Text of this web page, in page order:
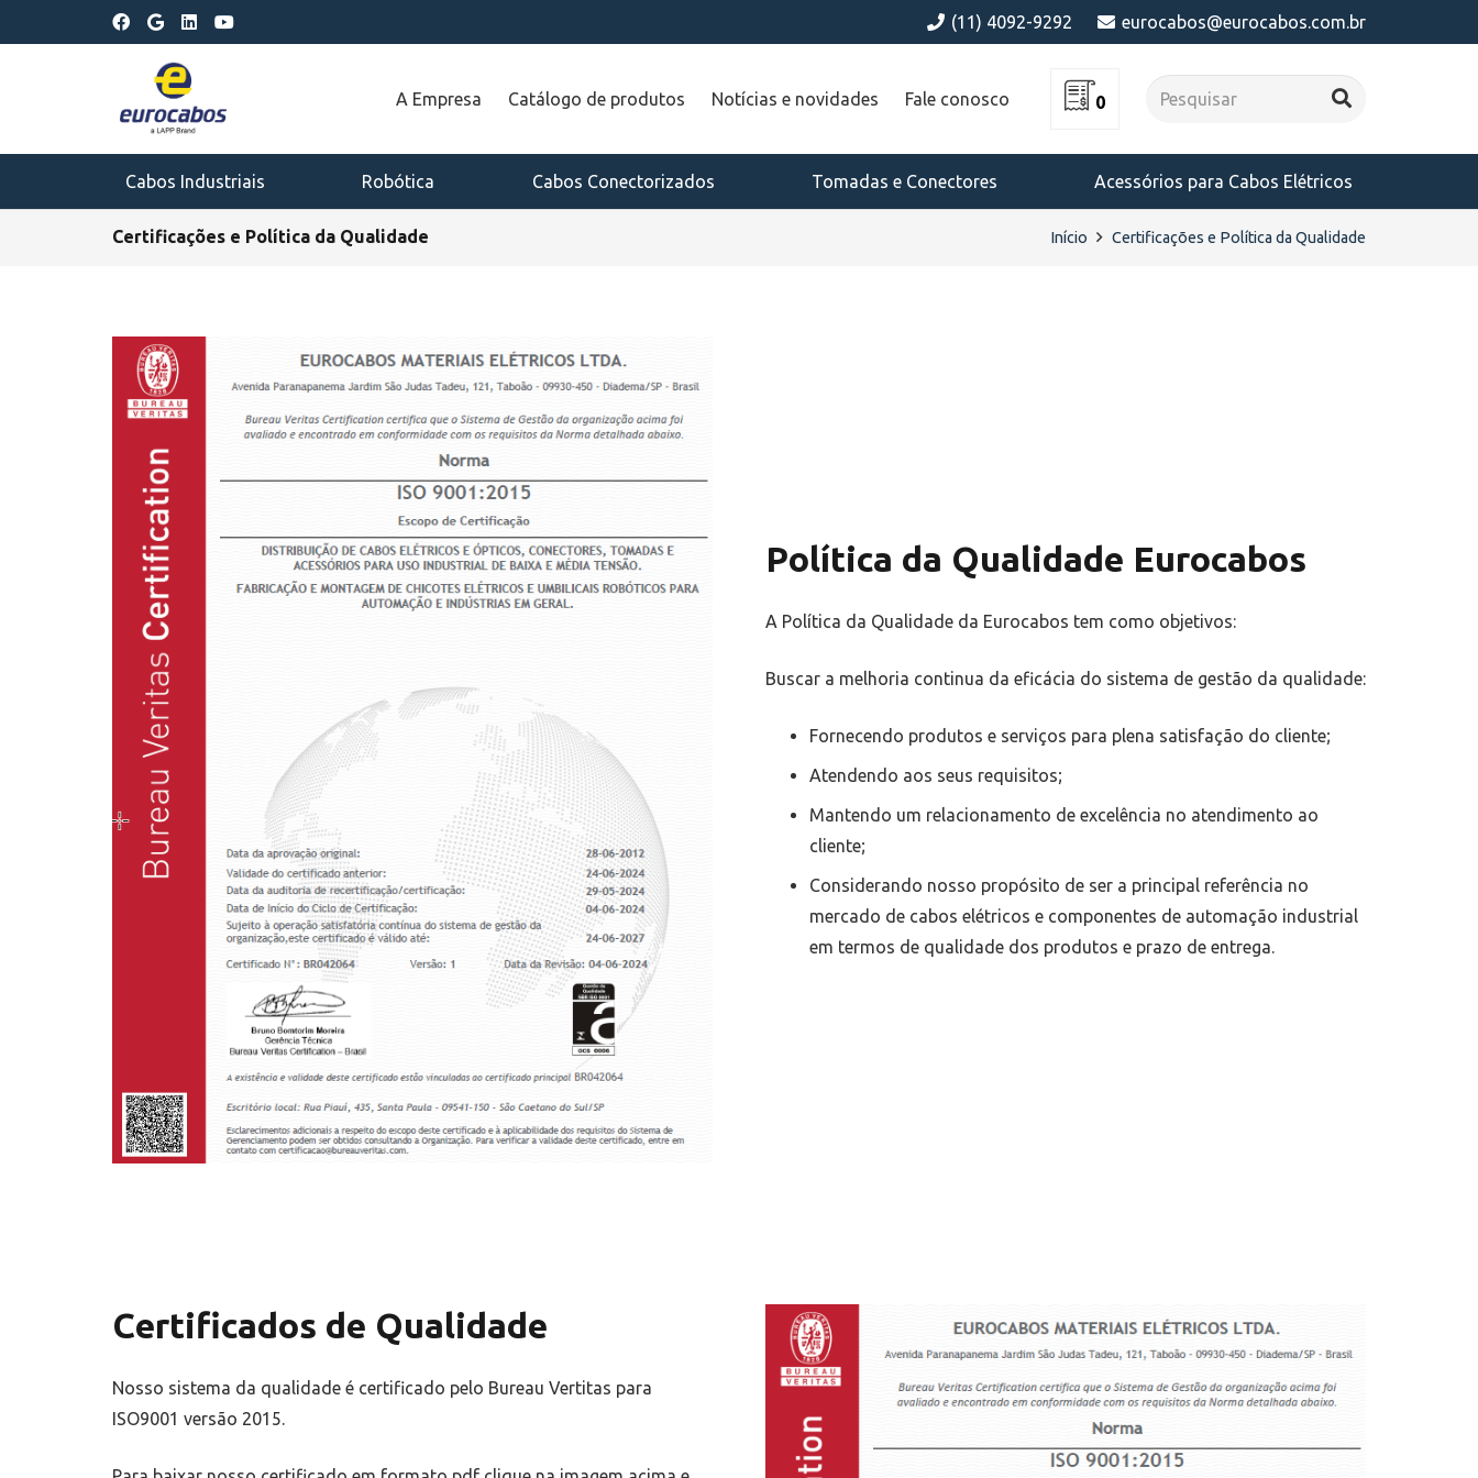
(11) 4092-9292 eurocabos@eurocabos.com.br
A Empresa Catálogo de produtos Notícias e novidades Fale conosco 0
Cabos Industriais Robótica Cabos Conectorizados Tomadas e Conectores Acessórios para Cabos Elétricos
Certificações e Política da Qualidade Início Certificações e Política da Qualidade
Política da Qualidade Eurocabos
A Política da Qualidade da Eurocabos tem como objetivos:
Buscar a melhoria continua da eficácia do sistema de gestão da qualidade:
Fornecendo produtos e serviços para plena satisfação do cliente;
Atendendo aos seus requisitos;
Mantendo um relacionamento de excelência no atendimento ao
cliente;
Considerando nosso propósito de ser a principal referência no
mercado de cabos elétricos e componentes de automação industrial
em termos de qualidade dos produtos e prazo de entrega.
Certificados de Qualidade
Nosso sistema da qualidade é certificado pelo Bureau Vertitas para
ISO9001 versão 2015.